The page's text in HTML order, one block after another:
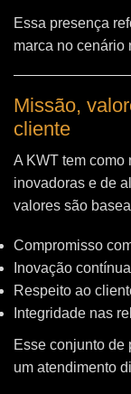
Essa presença
marca no cenário
Missão,
cliente
A KWT tem como
inovadoras e de
valores são
Compromisso
Inovação contínua
Respeito ao
Integridade nas
Esse conjunto de
um atendimento